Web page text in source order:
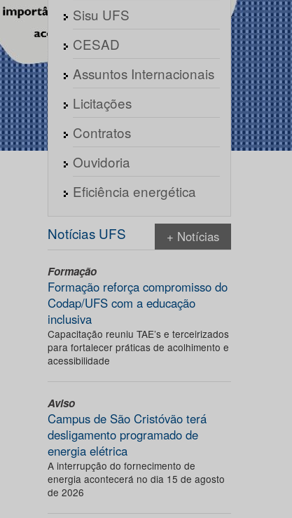
Sisu UFS
CESAD
Assuntos Internacionais
Licitações
Contratos
Ouvidoria
Eficiência energética
Notícias UFS + Notícias
Formação
Formação reforça compromisso do
Codap/UFS com a educação
inclusiva
Capacitação reuniu TAE’s e terceirizados
para fortalecer práticas de acolhimento e
acessibilidade
Aviso
Campus de São Cristóvão terá
desligamento programado de
energia elétrica
A interrupção do fornecimento de
energia acontecerá no dia 15 de agosto
de 2026